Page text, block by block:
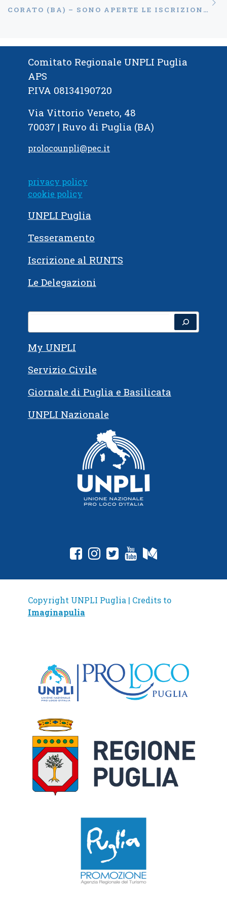
CORATO (BA) – SONO APERTE LE ISCRIZIONI PER “MODA AL VOLANTE” 2021
Comitato Regionale UNPLI Puglia
APS
P.IVA 08134190720
Via Vittorio Veneto, 48
70037 | Ruvo di Puglia (BA)
prolocounpli@pec.it
privacy policy
cookie policy
UNPLI Puglia
Tesseramento
Iscrizione al RUNTS
Le Delegazioni
My UNPLI
Servizio Civile
Giornale di Puglia e Basilicata
UNPLI Nazionale
fab fa-facebook-square
fab fa-instagram
fab fa-twitter-square
fab fa-youtube
Copyright UNPLI Puglia | Credits to
Imaginapulia